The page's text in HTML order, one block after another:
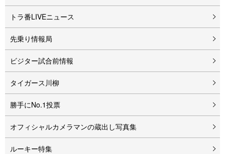
トラ番LIVEニュース
先乗り情報局
ビジター試合前情報
タイガース川柳
勝手にNo.1投票
オフィシャルカメラマンの蔵出し写真集
ルーキー特集